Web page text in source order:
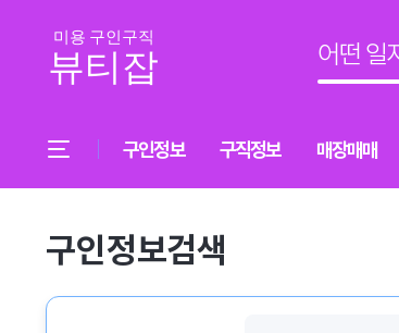
구인정보 구직정보 매장매매
구인정보검색